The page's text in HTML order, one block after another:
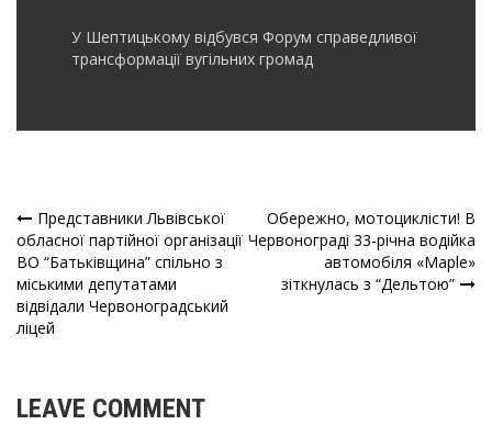
У Шептицькому відбувся Форум справедливої
трансформації вугільних громад
Навігація
записів
Представники Львівської
обласної партійної організації
ВО “Батьківщина” спільно з
міськими депутатами
відвідали Червоноградський
ліцей
Обережно, мотоциклісти! В
Червонограді 33-річна водійка
автомобіля «Maple»
зіткнулась з “Дельтою”
LEAVE COMMENT